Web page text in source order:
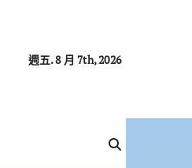
週五. 8 月 7th, 2026